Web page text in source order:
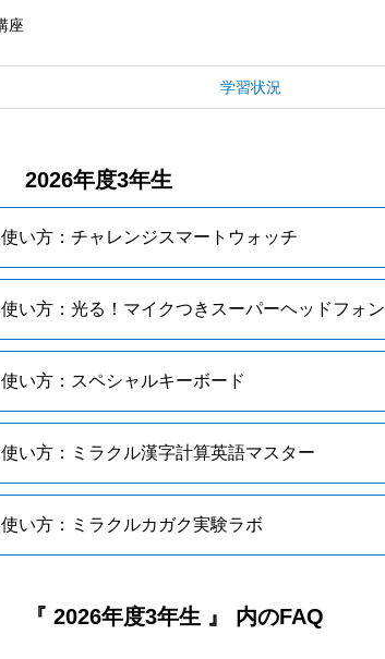
学習状況
2026年度3年生
使い方：チャレンジスマートウォッチ
使い方：光る！マイクつきスーパーヘッドフォン
使い方：スペシャルキーボード
使い方：ミラクル漢字計算英語マスター
使い方：ミラクルカガク実験ラボ
『 2026年度3年生 』 内のFAQ